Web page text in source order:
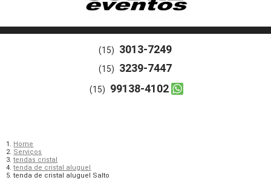
(15) 3013-7249
(15) 3239-7447
(15) 99138-4102
Home
Serviços
tendas cristal
tenda de cristal aluguel
tenda de cristal aluguel Salto